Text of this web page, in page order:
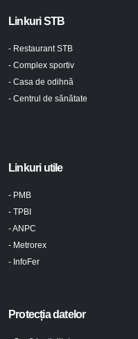
Linkuri STB
- Restaurant STB
- Complex sportiv
- Casa de odihnă
- Centrul de sănătate
Linkuri utile
- PMB
- TPBI
- ANPC
- Metrorex
- InfoFer
Protecția datelor